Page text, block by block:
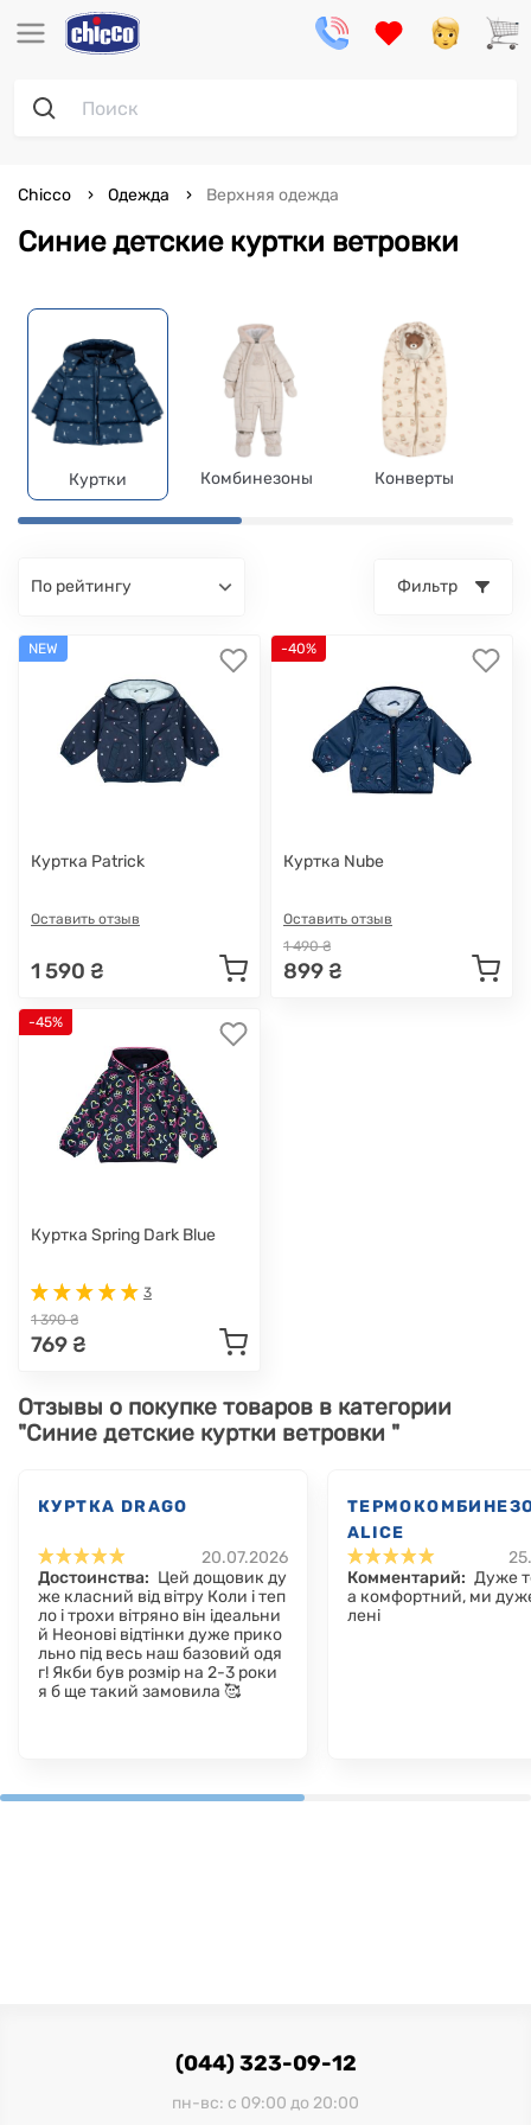
Синие детские куртки ветровки
Chicco Одежда Верхняя одежда
Куртки Комбинезоны Конверты
по рейтингу Фильтр
NEW
Куртка Patrick
Оставить отзыв
1 590 ₴
-40%
Куртка Nube
Оставить отзыв
1 490 ₴
899 ₴
-45%
Куртка Spring Dark Blue
3
1 390 ₴
769 ₴
Отзывы о покупке товаров в категории
"Синие детские куртки ветровки "
КУРТКА DRAGO
20.07.2026
Достоинства: Цей дощовик ду
же класний від вітру Коли і теп
ло і трохи вітряно він ідеальни
й Неонові відтінки дуже прико
льно під весь наш базовий одя
г! Якби був розмір на 2-3 роки
я б ще такий замовила 🥰
ALICE
Комментарий: Дуже
а комфортний, ми
лені
(044) 323-09-12
пн-вс: с 09:00 до 20:00